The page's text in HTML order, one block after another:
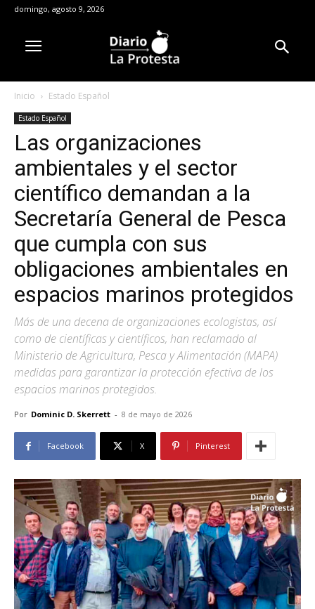
domingo, agosto 9, 2026
Inicio Estado Español
Estado Español
Las organizaciones
ambientales y el sector
científico demandan a la
Secretaría General de Pesca
que cumpla con sus
obligaciones ambientales en
espacios marinos protegidos
Más de una decena de organizaciones ecologistas, así
como de científicas y científicos, han reclamado al
Ministerio de Agricultura, Pesca y Alimentación (MAPA)
medidas para garantizar la protección efectiva de los
espacios marinos protegidos.
Por Dominic D. Skerrett - 8 de mayo de 2026
Facebook X Pinterest